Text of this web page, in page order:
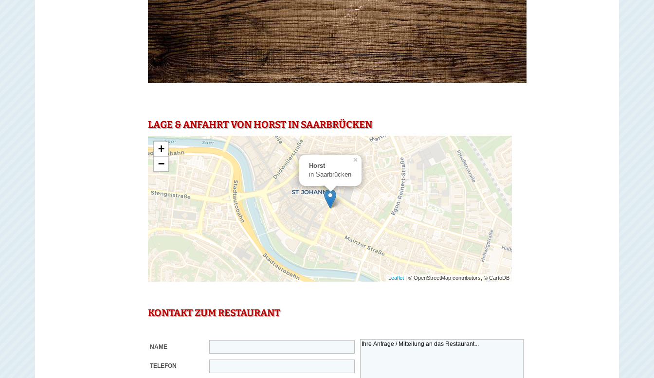
LAGE & ANFAHRT VON HORST IN SAARBRÜCKEN
Horst
in Saarbrücken
×
+
−
Leaflet | © OpenStreetMap contributors, © CartoDB
KONTAKT ZUM RESTAURANT
NAME
TELEFON